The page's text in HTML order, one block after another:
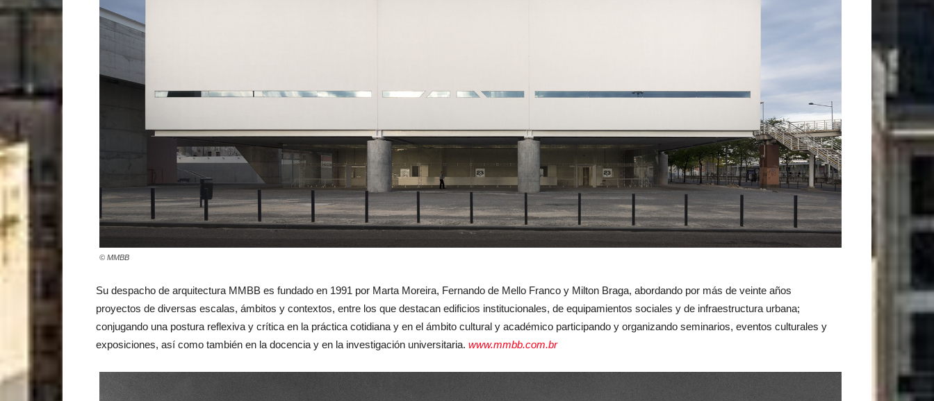
© MMBB
Su despacho de arquitectura MMBB es fundado en 1991 por Marta Moreira, Fernando de Mello Franco y Milton Braga, abordando por más de veinte años
proyectos de diversas escalas, ámbitos y contextos, entre los que destacan edificios institucionales, de equipamientos sociales y de infraestructura urbana;
conjugando una postura reflexiva y crítica en la práctica cotidiana y en el ámbito cultural y académico participando y organizando seminarios, eventos culturales y
exposiciones, así como también en la docencia y en la investigación universitaria. www.mmbb.com.br